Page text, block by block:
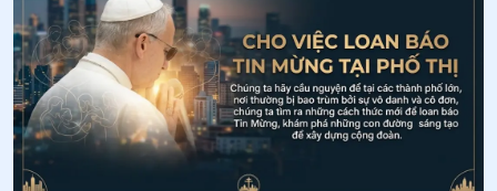
Vườn Vatican, một nơi của lòng sùng
kính dành cho Đức Mẹ
Ngày 04/8 - Thánh Gioan Maria Viannê